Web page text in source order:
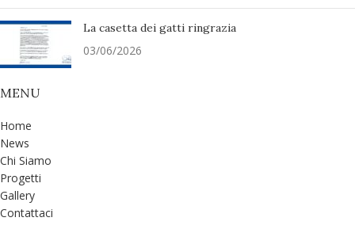
La casetta dei gatti ringrazia
03/06/2026
MENU
Home
News
Chi Siamo
Progetti
Gallery
Contattaci